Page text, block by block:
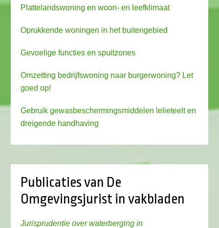
Plattelandswoning en woon- en leefklimaat
Oprukkende woningen in het buitengebied
Gevoelige functies en spuitzones
Omzetting bedrijfswoning naar burgerwoning? Let
goed op!
Gebruik gewasbeschermingsmiddelen lelieteelt en
dreigende handhaving
Publicaties van De
Omgevingsjurist in vakbladen
Jurisprudentie over waterberging in